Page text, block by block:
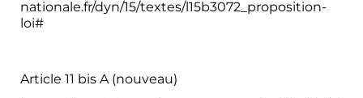
nationale.fr/dyn/15/textes/l15b3072_proposition-
loi#
Article 11 bis A (nouveau)